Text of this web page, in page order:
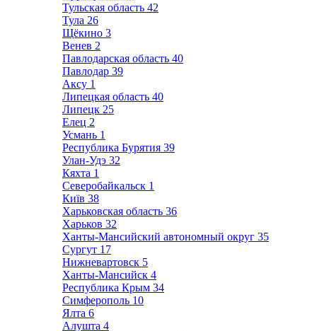
Тульская область 42
Тула 26
Щёкино 3
Венев 2
Павлодарская область 40
Павлодар 39
Аксу 1
Липецкая область 40
Липецк 25
Елец 2
Усмань 1
Республика Бурятия 39
Улан-Удэ 32
Кяхта 1
Северобайкальск 1
Київ 38
Харьковская область 36
Харьков 32
Ханты-Мансийский автономный округ 35
Сургут 17
Нижневартовск 5
Ханты-Мансийск 4
Республика Крым 34
Симферополь 10
Ялта 6
Алушта 4